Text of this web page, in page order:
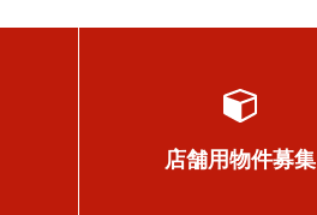
店舗用物件募集